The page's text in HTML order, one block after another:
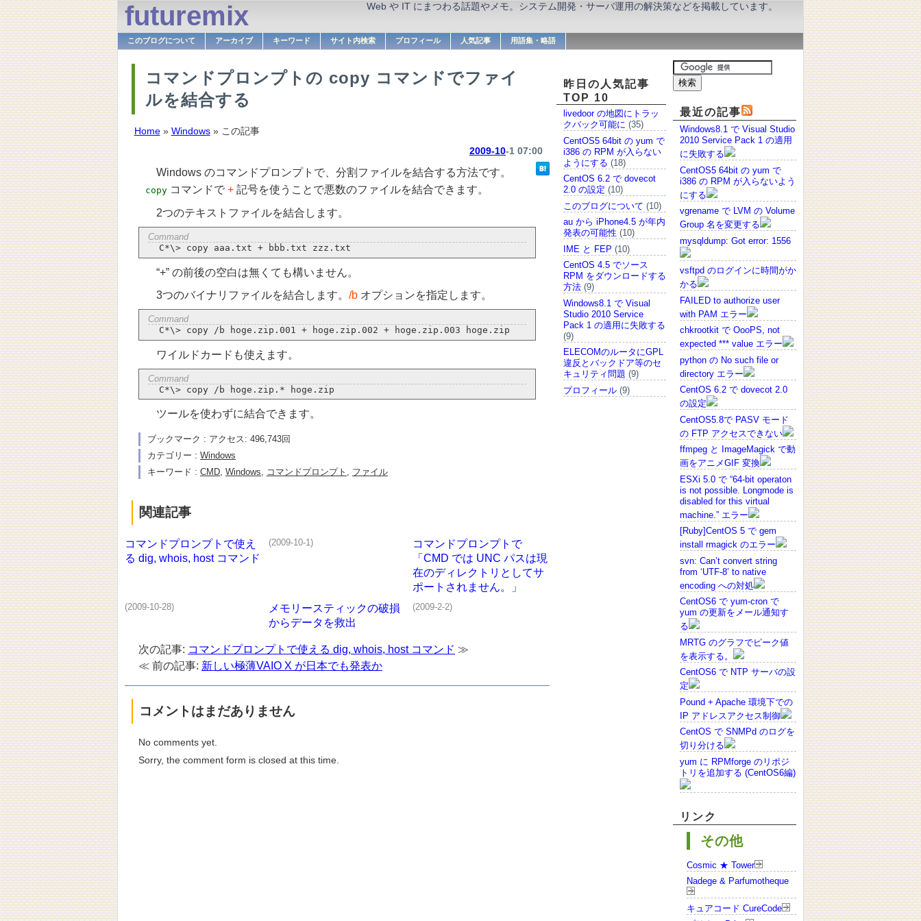
futuremix Web や IT にまつわる話題やメモ。システム開発・サーバ運用の解決策などを掲載しています。
このブログについて アーカイブ キーワード サイト内検索 プロフィール 人気記事 用語集・略語
コマンドプロンプトの copy コマンドでファイ
ルを結合する
Home» Windows» この記事
2009-10-1 07:00
Windows のコマンドプロンプトで、分割ファイルを結合する方法です。
copy コマンドで + 記号を使うことで悪数のファイルを結合できます。
2つのテキストファイルを結合します。
“+” の前後の空白は無くても構いません。
3つのバイナリファイルを結合します。 /b オプションを指定します。
ワイルドカードも使えます。
ツールを使わずに結合できます。
ブックマーク : アクセス: 496,743回
カテゴリー : Windows
キーワード : CMD, Windows, コマンドプロンプト , ファイル
関連記事
コマンドプロンプトで使え
る dig, whois, host コマンド
(2009-10-1)
コマンドプロンプトで
「CMD では UNC パスは現
在のディレクトリとしてサ
ポートされません。」
(2009-10-28)
メモリースティックの破損
からデータを救出
(2009-2-2)
次の記事: コマンドプロンプトで使える dig, whois, host コマンド ≫
≪ 前の記事: 新しい極薄VAIO X が日本でも発表か
コメントはまだありません
No comments yet.
Sorry, the comment form is closed at this time.
最近の記事
Windows8.1 で Visual Studio
2010 Service Pack 1 の適用
に失敗する
CentOS5 64bit の yum で
i386 の RPM が入らないよう
にする
vgrename で LVM の Volume
Group 名を変更する
mysqldump: Got error: 1556
vsftpd のログインに時間がか
かる
FAILED to authorize user
with PAM エラー
chkrootkit で OooPS, not
expected *** value エラー
python の No such file or
directory エラー
CentOS 6.2 で dovecot 2.0
の設定
CentOS5.8で PASV モード
の FTP アクセスできない
ffmpeg と ImageMagick で動
画をアニメGIF 変換
ESXi 5.0 で “64-bit operaton
is not possible. Longmode is
disabled for this virtual
machine.” エラー
[Ruby]CentOS 5 で gem
install rmagick のエラー
svn: Can’t convert string
from ‘UTF-8’ to native
encoding への対処
CentOS6 で yum-cron で
yum の更新をメール通知す
る
MRTG のグラフでピーク値
を表示する。
CentOS6 で NTP サーバの設
定
Pound + Apache 環境下での
IP アドレスアクセス制御
CentOS で SNMPd のログを
切り分ける
yum に RPMforge のリポジ
トリを追加する (CentOS6編)
リンク
その他
Cosmic ★ Tower
Nadege & Parfumotheque
キュアコード CureCode
昨日の人気記事
TOP 10
livedoor の地図にトラッ
クバック可能に (35)
CentOS5 64bit の yum で
i386 の RPM が入らない
ようにする (18)
CentOS 6.2 で dovecot
2.0 の設定 (10)
このブログについて (10)
au から iPhone4.5 が年内
発表の可能性 (10)
IME と FEP (10)
CentOS 4.5 でソース
RPM をダウンロードする
方法 (9)
Windows8.1 で Visual
Studio 2010 Service
Pack 1 の適用に失敗する
(9)
ELECOMのルータにGPL
違反とバックドア等のセ
キュリティ問題 (9)
プロフィール (9)